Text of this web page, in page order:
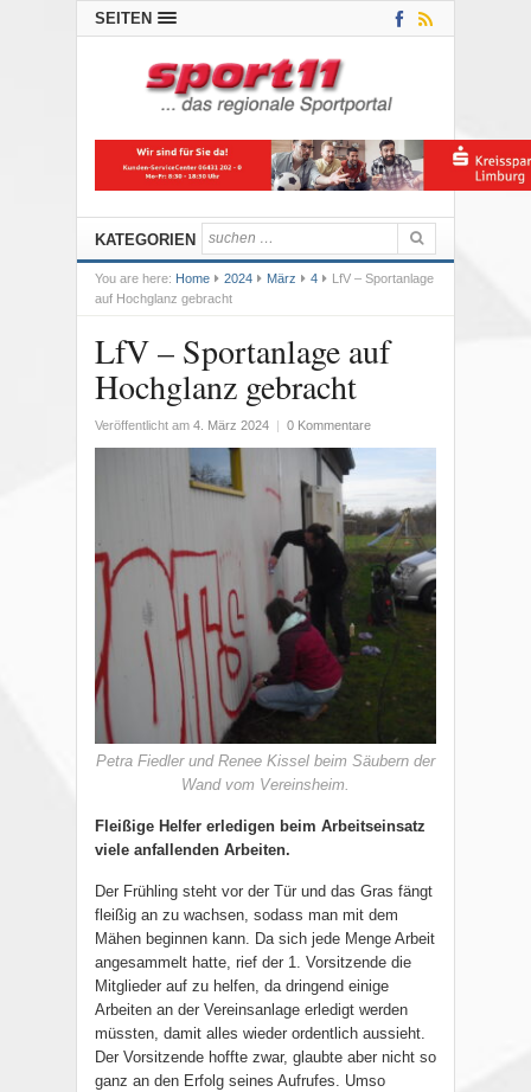
SEITEN
KATEGORIEN
You are here: Home 2024 März 4
LfV – Sportanlage
auf Hochglanz gebracht
LfV – Sportanlage auf
Hochglanz gebracht
Veröffentlicht am 4. März 2024 0 Kommentare
Petra Fiedler und Renee Kissel beim Säubern der
Wand vom Vereinsheim.
Fleißige Helfer erledigen beim Arbeitseinsatz
viele anfallenden Arbeiten.
Der Frühling steht vor der Tür und das Gras fängt
fleißig an zu wachsen, sodass man mit dem
Mähen beginnen kann. Da sich jede Menge Arbeit
angesammelt hatte, rief der 1. Vorsitzende die
Mitglieder auf zu helfen, da dringend einige
Arbeiten an der Vereinsanlage erledigt werden
müssten, damit alles wieder ordentlich aussieht.
Der Vorsitzende hoffte zwar, glaubte aber nicht so
ganz an den Erfolg seines Aufrufes. Umso